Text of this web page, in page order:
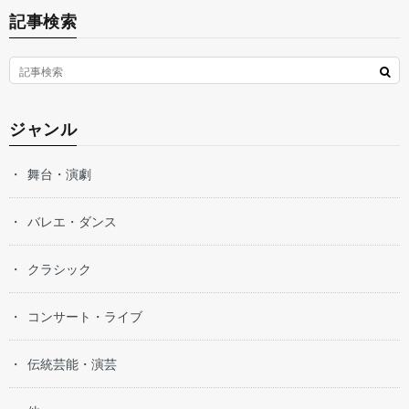
記事検索
ジャンル
舞台・演劇
バレエ・ダンス
クラシック
コンサート・ライブ
伝統芸能・演芸